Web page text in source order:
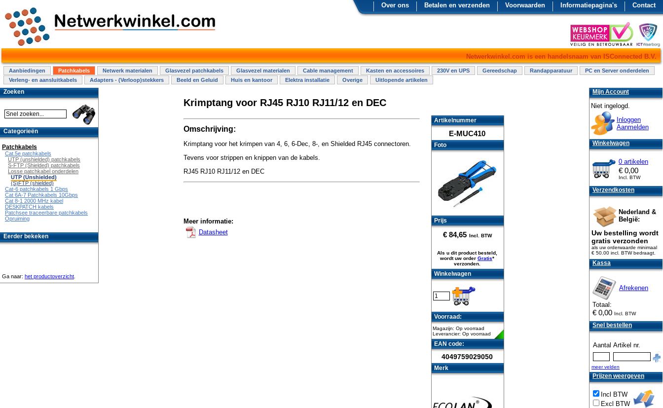
Contact
Informatiepagina's
Voorwaarden
Betalen en verzenden
Over ons
Netwerkwinkel.com is een handelsnaam van ISConnected B.V.
Aanbiedingen Patchkabels Netwerk materialen Glasvezel patchkabels Glasvezel materialen Cable management Kasten en accessoires 230V en UPS Gereedschap Randapparatuur
PC en Server onderdelen
Verleng- en aansluitkabels
Adapters - (Verloop)stekkers Beeld en Geluid Huis en kantoor Elektra installatie Overige Uitlopende artikelen
Krimptang voor RJ45 RJ10 RJ11/12 en DEC
Artikelnummer
E-MUC410
Foto
Prijs
€ 84,65 Incl. BTW
Als u dit product besteld,
wordt uw order Gratis*
verzonden.
Winkelwagen
Voorraad:
Magazijn: Op voorraad
Leverancier: Op voorraad
EAN code:
4049759029050
Merk
Omschrijving:
Krimptang voor het krimpen van 4, 6, 6-Dec, 8-, en Shielded RJ45 connectoren.
Tevens voor strippen en knippen van de kabels.
RJ45 RJ10 RJ11/12 en DEC
Meer informatie:
Datasheet
Zoeken
Categorieën
Patchkabels
Cat.5e patchkabels
UTP (unshielded) patchkabels
S-FTP (Shielded) patchkabels
Losse patchkabel onderdelen
UTP (Unshielded)
(S)FTP (shielded)
Cat-6 patchkabels 1 Gbps
Cat 6A-7 Patchkabels 10Gbps
Cat 8-1 2000 MHz kabel
DESKPATCH kabels
Patchsee traceerbare patchkabels
Opruiming
Eerder bekeken
Ga naar: het productoverzicht
Mijn Account
Niet ingelogd.
Inloggen
Aanmelden
Winkelwagen
0 artikelen
€ 0,00
Incl. BTW
Verzendkosten
Nederland &
België:
Uw bestelling wordt
gratis verzonden
als uw orderwaarde minimaal
€ 50.00 incl. BTWbedraagt.
Kassa
Afrekenen
Totaal:
€ 0,00 Incl. BTW
Snel bestellen
Aantal Artikel nr.
meer velden
Prijzen weergeven
Incl BTW
Excl BTW